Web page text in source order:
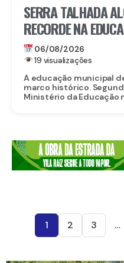
SERRA TALHADA
RECORDE NA
06/08/2026
19 visualizações
A educação municipal
marco histórico.
Ministério da Educação
1 2 3 …